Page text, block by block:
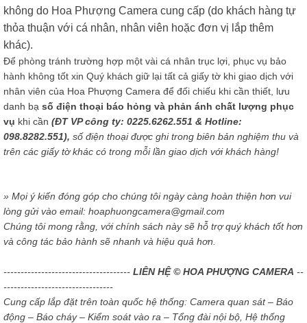
không do Hoa Phượng Camera cung cấp (do khách hàng tự
thỏa thuận với cá nhân, nhân viên hoặc đơn vị lắp thêm
khác).
Để phòng tránh trường hợp một vài cá nhân trục lợi, phục vụ bảo
hành không tốt xin Quý khách giữ lại tất cả giấy tờ khi giao dịch với
nhân viên của Hoa Phượng Camera để đối chiếu khi cần thiết, lưu
danh bạ số điện thoại báo hỏng và phản ánh chất lượng phục
vụ khi cần (ĐT VP công ty: 0225.6262.551 & Hotline:
098.8282.551), số điện thoại được ghi trong biên bản nghiệm thu và
trên các giấy tờ khác có trong mỗi lần giao dịch với khách hàng!
» Mọi ý kiến đóng góp cho chúng tôi ngày càng hoàn thiện hơn vui
lòng gửi vào email: hoaphuongcamera@gmail.com
Chúng tôi mong rằng, với chính sách này sẽ hỗ trợ quý khách tốt hơn
và công tác bảo hành sẽ nhanh và hiệu quả hơn.
------------------------------------- LIÊN HỆ © HOA PHƯỢNG CAMERA --
--------------------------------
Cung cấp lắp đặt trên toàn quốc hệ thống: Camera quan sát – Báo
động – Báo cháy – Kiểm soát vào ra – Tổng đài nội bộ, Hệ thống